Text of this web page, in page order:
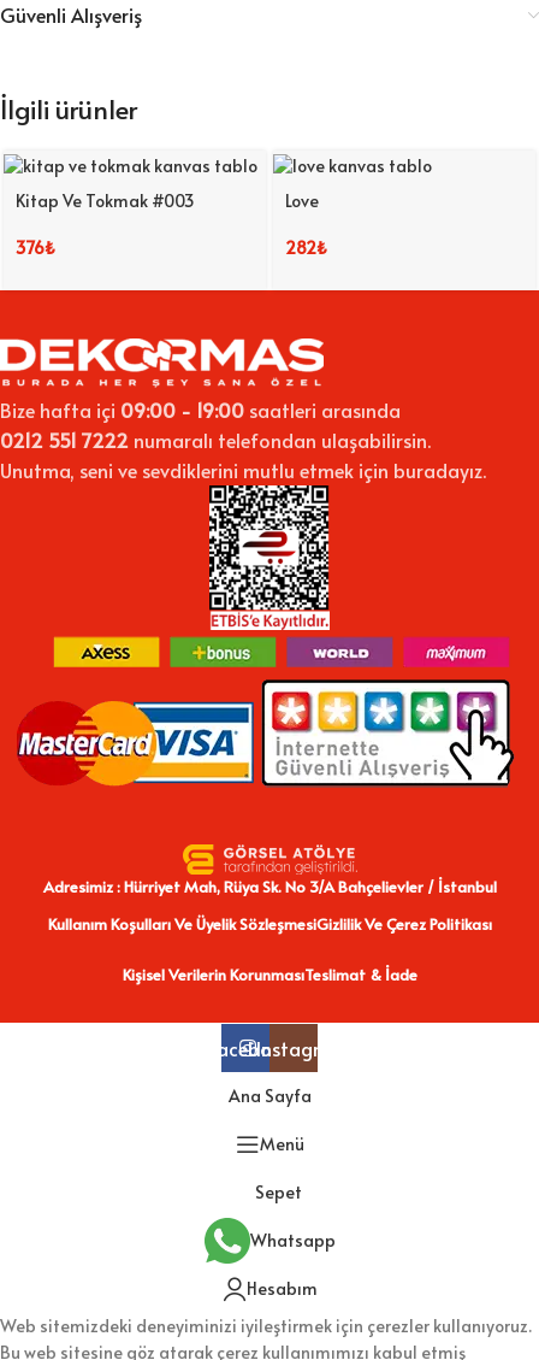
Güvenli Alışveriş
İlgili ürünler
Kitap Ve Tokmak #003
376₺
Love
282₺
Bize hafta içi 09:00 - 19:00 saatleri arasında
0212 551 7222 numaralı telefondan ulaşabilirsin.
Unutma, seni ve sevdiklerini mutlu etmek için buradayız.
Adresimiz : Hürriyet Mah, Rüya Sk. No 3/A Bahçelievler / İstanbul
Kullanım Koşulları Ve Üyelik SözleşmesiGizlilik Ve Çerez Politikası
Kişisel Verilerin KorunmasıTeslimat & İade
FacebookInstagram
Ana Sayfa
Menü
Sepet
Whatsapp
Hesabım
Web sitemizdeki deneyiminizi iyileştirmek için çerezler kullanıyoruz.
Bu web sitesine göz atarak çerez kullanımımızı kabul etmiş